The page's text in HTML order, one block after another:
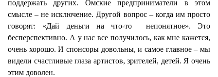
поддержать других. Омские предприниматели в этом
смысле – не исключение. Другой вопрос – когда им просто
говорят: «Дай деньги на что-то непонятное». Это
бесперспективно. А у нас все получилось, как мне кажется,
очень хорошо. И спонсоры довольны, и самое главное – мы
видели счастливые глаза артистов, зрителей, детей. Я очень
этим доволен.